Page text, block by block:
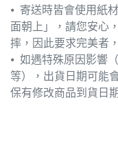
⦁ 寄送時皆會使用紙
面朝上」，請您安心
摔，因此要求完美者
⦁ 如遇特殊原因影響
等），出貨日期可能
保有修改商品到貨日